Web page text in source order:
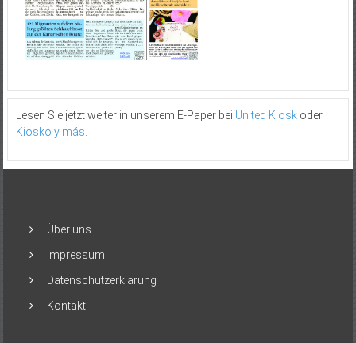
Lesen Sie jetzt weiter in unserem E-Paper bei United Kioskoder
Kiosko y más.
Über uns
Impressum
Datenschutzerklärung
Kontakt